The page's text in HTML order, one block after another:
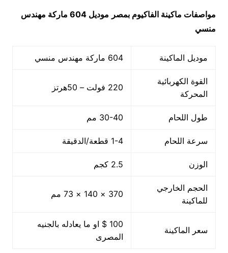
مواصفات ماكينة الفاكيوم بمصر موديل 604
ماركة مهندس
منسي
موديل الماكينة 604 ماركة مهندس منسي
القوة الكهربائية
المحركة
220 فولت – 50هرتز
طول اللحام 30-40 مم
سرعة اللحام 1-4 قطعة/الدقيقة
الوزن 2.5 كجم
الحجم الخارجي
للماكينة
370 × 140 × 73 مم
سعر الماكينة
100 $ او ما يعادله بالجنيه
المصرى